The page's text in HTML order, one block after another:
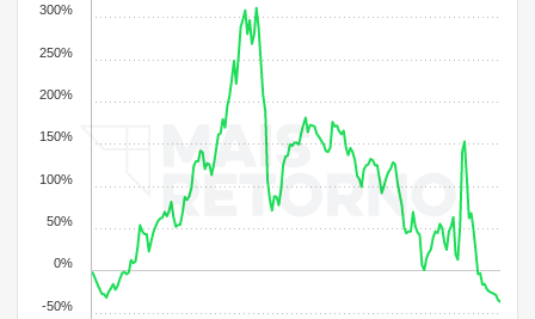
-50%
0%
50%
100%
150%
200%
250%
300%